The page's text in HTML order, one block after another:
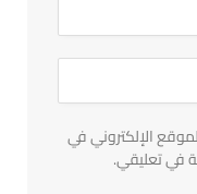
الإلكتروني في
في تعليقي.